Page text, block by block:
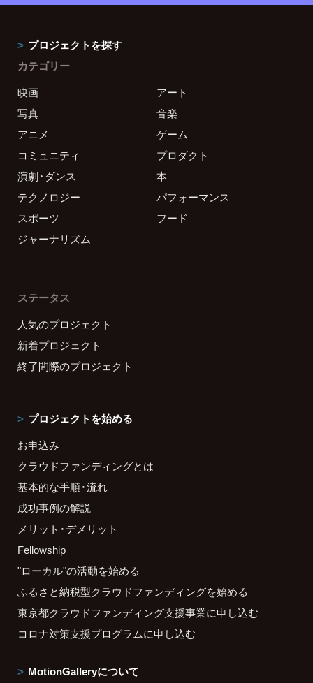
プロジェクトを探す
カテゴリー
映画
アート
写真
音楽
アニメ
ゲーム
コミュニティ
プロダクト
演劇・ダンス
本
テクノロジー
パフォーマンス
スポーツ
フード
ジャーナリズム
ステータス
人気のプロジェクト
新着プロジェクト
終了間際のプロジェクト
プロジェクトを始める
お申込み
クラウドファンディングとは
基本的な手順・流れ
成功事例の解説
メリット・デメリット
Fellowship
"ローカル"の活動を始める
ふるさと納税型クラウドファンディングを始める
東京都クラウドファンディング支援事業に申し込む
コロナ対策支援プログラムに申し込む
MotionGalleryについて